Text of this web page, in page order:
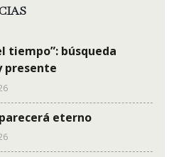
tiempo”: búsqueda
presente
eterno